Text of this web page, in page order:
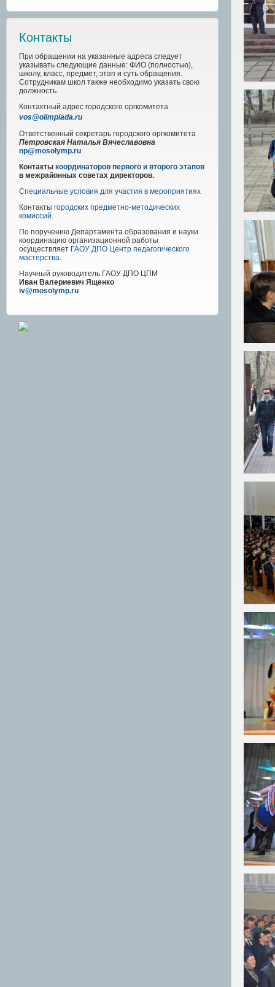
Контакты
При обращении на указанные адреса следует
указывать следующие данные: ФИО (полностью),
школу, класс, предмет, этап и суть обращения.
Сотрудникам школ также необходимо указать свою
должность.
Контактный адрес городского оргкомитета
vos@olimpiada.ru
Ответственный секретарь городского оргкомитета
Петровская Наталья Вячеславовна
np@mosolymp.ru
Контакты координаторов первого и второго этапов
в межрайонных советах директоров.
Специальные условия для участия в мероприятиях
Контакты городских предметно-методических
комиссий.
По поручению Департамента образования и науки
координацию организационной работы
осуществляет ГАОУ ДПО Центр педагогического
мастерства.
Научный руководитель ГАОУ ДПО ЦПМ
Иван Валериевич Ященко
iv@mosolymp.ru